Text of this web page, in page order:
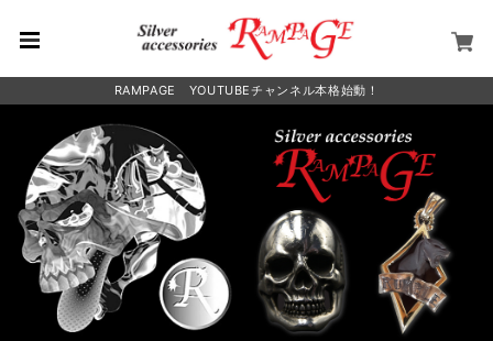
RAMPAGE YOUTUBEチャンネル本格始動！